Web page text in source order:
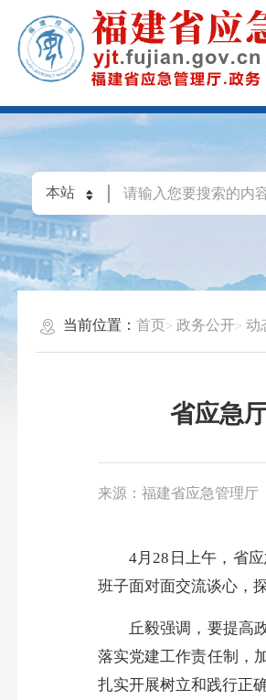
当前位置：首页 政务公开 动
省应急
来源：福建省应急管理厅
4月28日上午，省应
班子面对面交流谈心，
丘毅强调，要提高政
落实党建工作责任制，
扎实开展树立和践行正